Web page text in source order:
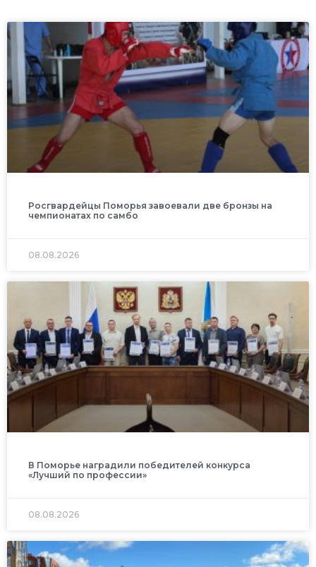
Росгвардейцы Поморья завоевали две бронзы на
чемпионатах по самбо
08.08.2026
В Поморье наградили победителей конкурса
«Лучший по профессии»
08.08.2026